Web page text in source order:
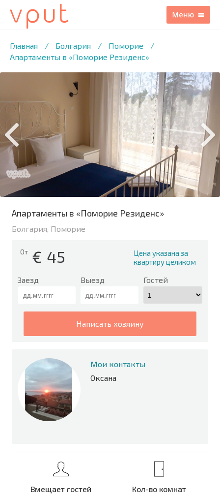
Главная / Болгария / Поморие
/
Апартаменты в «Поморие Резиденс»
/9 ФОТО
Апартаменты в «Поморие Резиденс»
Болгария, Поморие
От € 45
Цена указана за
квартиру целиком
Заезд Выезд Гостей
написать хозяину
Мои контакты
Оксана
Вмещает гостей Кол-во комнат